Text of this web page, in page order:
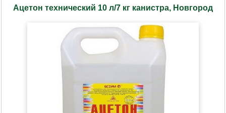
Ацетон технический 10 л/7 кг канистра, Новгород